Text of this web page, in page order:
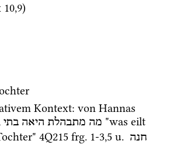
10,9)
Kontext: von Hannas
מה מתבהלת היאה בתי
"was eilt
4Q215 frg. 1-3,5 u. חנה